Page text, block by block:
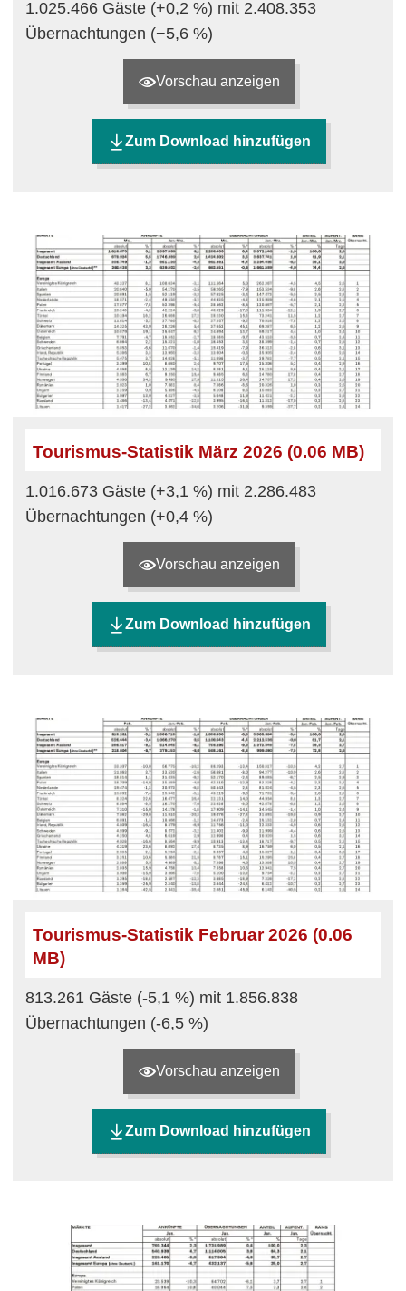
1.025.466 Gäste (+0,2 %) mit 2.408.353
Übernachtungen (−5,6 %)
Vorschau anzeigen
Zum Download hinzufügen
Tourismus-Statistik März 2026 (0.06 MB)
1.016.673 Gäste (+3,1 %) mit 2.286.483
Übernachtungen (+0,4 %)
Vorschau anzeigen
Zum Download hinzufügen
Tourismus-Statistik Februar 2026 (0.06
MB)
813.261 Gäste (-5,1 %) mit 1.856.838
Übernachtungen (-6,5 %)
Vorschau anzeigen
Zum Download hinzufügen